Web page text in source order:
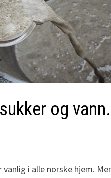
og
i alle norske hjem.